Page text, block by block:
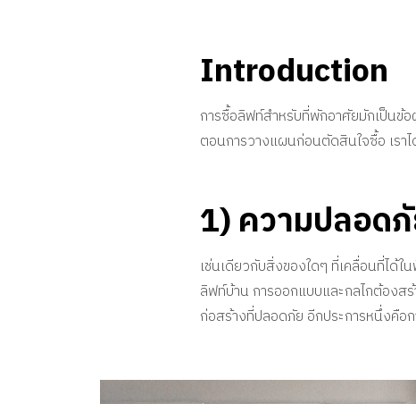
Introduction
การซื้อลิฟท์สำหรับที่พักอาศัยมักเป็นข้
ตอนการวางแผนก่อนตัดสินใจซื้อ เรา
1) ความปลอด
เช่นเดียวกับสิ่งของใดๆ ที่เคลื่อนที่ได้
ลิฟท์บ้าน การออกแบบและกลไกต้องส
ก่อสร้างที่ปลอดภัย อีกประการหนึ่งคือ